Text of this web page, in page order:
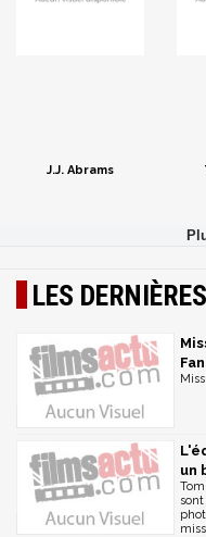
J.J. Abrams
LES
un